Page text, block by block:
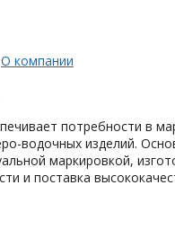
О компании
потребности в
водочных изделий.
маркировкой,
и поставка